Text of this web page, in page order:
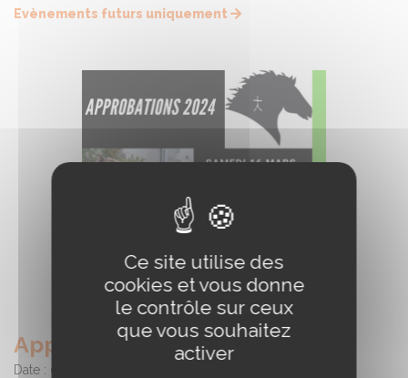
Evènements futurs uniquement
Approbation Chevaux Bretons
Date : 08/06/2024
Ce site utilise des
cookies et vous donne
le contrôle sur ceux
que vous souhaitez
activer